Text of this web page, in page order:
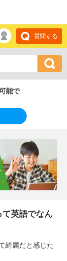
質問する
能で
て英語でなん
綺麗だと感じた